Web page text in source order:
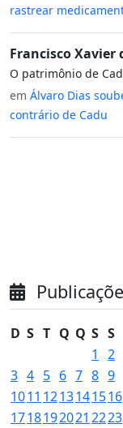
rastrear
Francisco Xavier
O patrimônio de
em Álvaro Dias
contrário de Cadu
D S T Q Q S S
1
2
3 4 5 6 7 8 9
1011 1213141516
1718192021 2223